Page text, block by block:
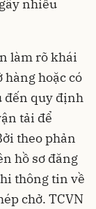
nhiều
làm rõ khái
hàng hoặc có
đến quy định
tải để
theo phản
hồ sơ đăng
thông tin về
chở. TCVN